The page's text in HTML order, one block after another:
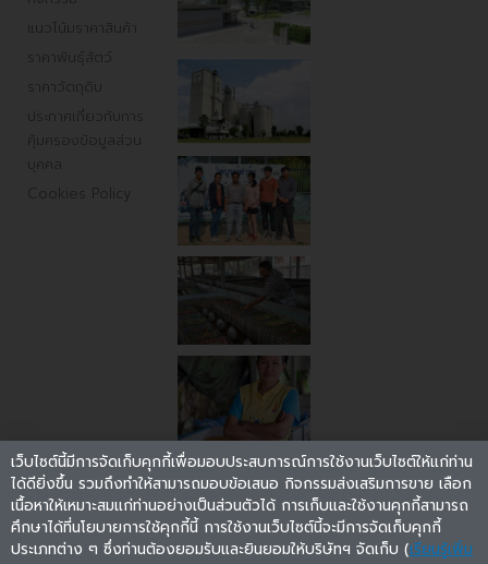
แนวโน้มราคาสินค้า
ราคาพันธ์ุสัตว์
ราคาวัตถุดิบ
ประกาศเกี่ยวกับการ
คุ้มครองข้อมูลส่วน
บุคคล
Cookies Policy
เว็บไซต์นี้มีการจัดเก็บคุกกี้เพื่อมอบประสบการณ์การใช้งานเว็บไซต์ให้แก่ท่าน
ได้ดียิ่งขึ้น รวมถึงทำให้สามารถมอบข้อเสนอ กิจกรรมส่งเสริมการขาย เลือก
เนื้อหาให้เหมาะสมแก่ท่านอย่างเป็นส่วนตัวได้ การเก็บและใช้งานคุกกี้สามารถ
ศึกษาได้ที่นโยบายการใช้คุกกี้นี้ การใช้งานเว็บไซต์นี้จะมีการจัดเก็บคุกกี้
ประเภทต่าง ๆ ซึ่งท่านต้องยอมรับและยินยอมให้บริษัทฯ จัดเก็บ (เรียนรู้เพิ่ม